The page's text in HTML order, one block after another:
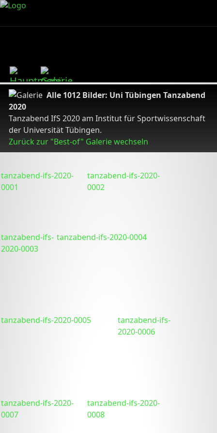
Alle 1012 Bilder: Uni Tübingen Tanzabend
2020
Tanzabend IfS 2020 am Institut für Sportwissenschaft
der Universität Tübingen.
Zurück zur "Best-of" Galerie wechseln
tanzabend-ifs-2020-
0001
tanzabend-ifs-2020-
0002
tanzabend-ifs-
2020-0003
tanzabend-ifs-2020-0004
tanzabend-ifs-2020-0005
tanzabend-ifs-
2020-0006
tanzabend-ifs-2020-
0007
tanzabend-ifs-2020-
0008